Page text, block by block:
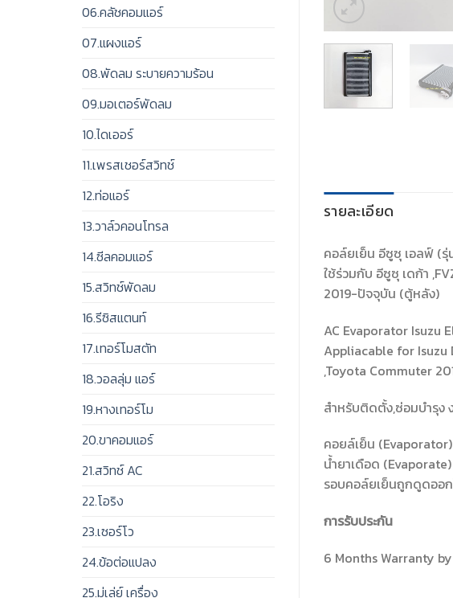
06.คลัชคอมแอร์
07.แผงแอร์
08.พัดลม ระบายความร้อน
09.มอเตอร์พัดลม
10.ไดเออร์
11.เพรสเชอร์สวิทช์
12.ท่อแอร์
13.วาล์วคอนโทรล
14.ซีลคอมแอร์
15.สวิทช์พัดลม
16.รีซิสแตนท์
17.เทอร์โมสตัท
18.วอลลุ่ม แอร์
19.หางเทอร์โม
20.ขาคอมแอร์
21.สวิทช์ AC
22.โอริง
23.เซอร์โว
24.ข้อต่อแปลง
25.มู่เล่ย์ เครื่อง
รายละเอียด
คอล์ยเย็น อีซูซุ เอลฟ์ (
ใช้ร่วมกับ อีซูซุ เดก้า
2019-ปัจจุบัน (ตู้หลัง)
AC Evaporator Isuzu
Appliacable for Isuzu
,Toyota Commuter
สำหรับติดตั้ง,ซ่อมบำรุง
คอยล์เย็น
น้ำยาเดือด
รอบคอล์ยเย็นถูกดูดออ
การรับประกัน
6 Months Warranty